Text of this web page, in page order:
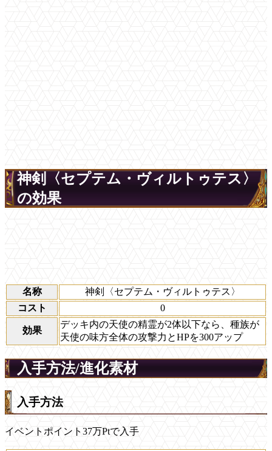
神剣〈セプテム・ヴィルトゥテス〉
の効果
名称
神剣〈セプテム・ヴィルトゥテス〉
コスト
0
効果
デッキ内の天使の精霊が2体以下なら、種族が
天使の味方全体の攻撃力とHPを300アップ
入手方法/進化素材
入手方法
イベントポイント37万Ptで入手